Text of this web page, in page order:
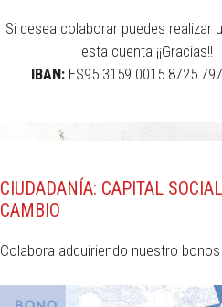
Si desea colaborar puedes realizar
esta cuenta ¡¡Gracias!!
IBAN: ES95 3159 0015 8725
CIUDADANÍA: CAPITAL
CAMBIO
Colabora adquiriendo nuestro bonos